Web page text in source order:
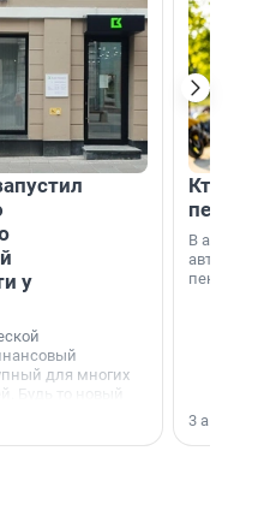
у
для многих
Будь то новый
помещение
бизнес —
от правильного
Кто
В
пенсии.
3